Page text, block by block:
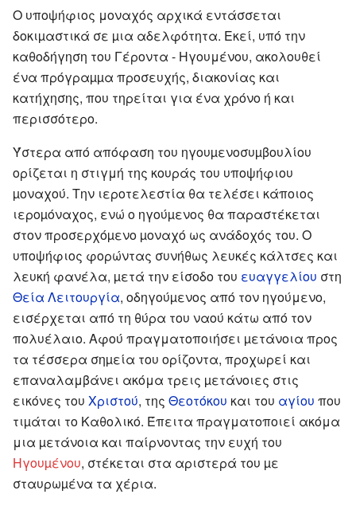
Ο υποψήφιος μοναχός αρχικά εντάσσεται
δοκιµαστικά σε µια αδελφότητα. Εκεί, υπό την
καθοδήγηση του Γέροντα - Ηγουμένου, ακολουθεί
ένα πρόγραµµα προσευχής, διακονίας και
κατήχησης, που τηρείται για ένα χρόνο ή και
περισσότερο.
Ύστερα από απόφαση του ηγουµενοσυµβουλίου
ορίζεται η στιγμή της κουράς του υποψήφιου
µοναχού. Την ιεροτελεστία θα τελέσει κάποιος
ιεροµόναχος, ενώ ο ηγούµενος θα παραστέκεται
στον προσερχόµενο µοναχό ως ανάδοχός του. Ο
υποψήφιος φορώντας συνήθως λευκές κάλτσες και
λευκή φανέλα, µετά την είσοδο του ευαγγελίου στη
Θεία Λειτουργία, οδηγούµενος από τον ηγούμενο,
εισέρχεται από τη θύρα του ναού κάτω από τον
πολυέλαιο. Αφού πραγματοποιήσει µετάνοια προς
τα τέσσερα σηµεία του ορίζοντα, προχωρεί και
επαναλαμβάνει ακόμα τρεις µετάνοιες στις
εικόνες του Χριστού, της Θεοτόκου και του αγίου που
τιµάται το Καθολικό. Έπειτα πραγματοποιεί ακόμα
μια µετάνοια και παίρνοντας την ευχή του
Ηγουµένου, στέκεται στα αριστερά του µε
σταυρωµένα τα χέρια.